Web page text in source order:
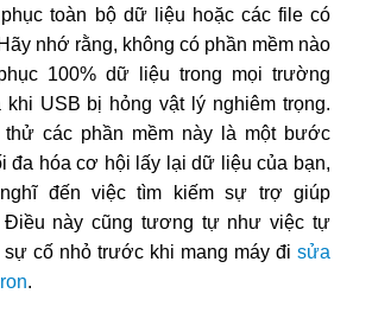
toàn bộ dữ liệu hoặc các file có
nhớ rằng, không có phần mềm nào
100% dữ liệu trong mọi trường
khi USB bị hỏng vật lý nghiêm trọng.
thử các phần mềm này là một bước
đa hóa cơ hội lấy lại dữ liệu của bạn,
đến việc tìm kiếm sự trợ giúp
Điều này cũng tương tự như việc tự
sự cố nhỏ trước khi mang máy đi sửa
.